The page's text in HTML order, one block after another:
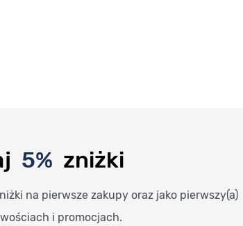
5% zniżki
na pierwsze zakupy oraz jako pierwszy(a)
i promocjach.